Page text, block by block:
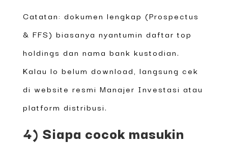
Catatan: dokumen lengkap (Prospectus
& FFS) biasanya nyantumin daftar top
holdings dan nama bank kustodian.
Kalau lo belum download, langsung cek
di website resmi Manajer Investasi atau
platform distribusi.
4) Siapa cocok masukin